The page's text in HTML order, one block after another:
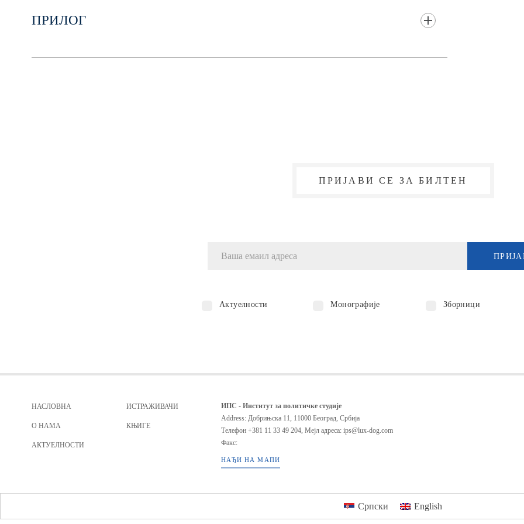
ПРИЛОГ
ПРИЈАВИ СЕ ЗА БИЛТЕН
Актуелности Монографије Зборници
НАСЛОВНА
О НАМА
АКТУЕЛНОСТИ
ИСТРАЖИВАЧИ
КЊИГЕ
ИПС - Институт за политичке студије
Address: Добрињска 11, 11000 Београд, Србија
Телефон +381 11 33 49 204, Мејл адреса: ips@lux-dog.com
Факс:
НАЂИ НА МАПИ
Српски English